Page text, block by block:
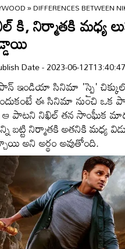
»DIFFERENCES BETWEEN
కి, నిర్మాతకి మధ్య
Date - 2023-06-
పాన్ ఇండియా సినిమా 'స్పై'
ఈ సినిమా నుంచి ఒక
ఆ పాటని నిఖిల్ తన సాంఘీక
బట్టి నిర్మాతకి అతనికి మధ్య
అని అర్థం అవుతోంది.